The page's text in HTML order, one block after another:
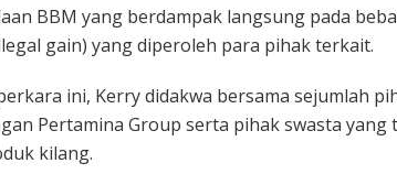
BBM yang berdampak langsung pada
gain) yang diperoleh para pihak terkait.
ini, Kerry didakwa bersama sejumlah
Pertamina Group serta pihak swasta
kilang.